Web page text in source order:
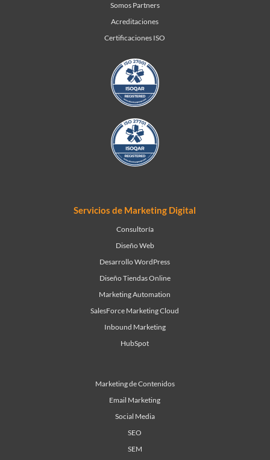
Somos Partners
Acreditaciones
Certificaciones ISO
Servicios de Marketing Digital
Consultoría
Diseño Web
Desarrollo WordPress
Diseño Tiendas Online
Marketing Automation
SalesForce Marketing Cloud
Inbound Marketing
HubSpot
Marketing de Contenidos
Email Marketing
Social Media
SEO
SEM